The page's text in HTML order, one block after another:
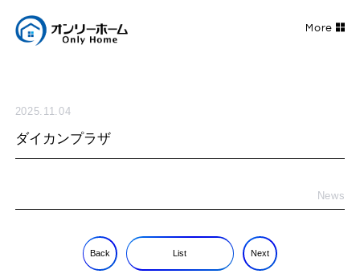
2025.11.04
ダイカンプラザ
News
Back List Next